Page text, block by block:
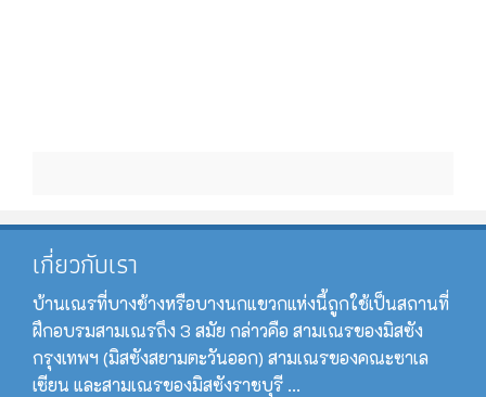
เกี่ยวกับเรา
บ้านเณรที่บางช้างหรือบางนกแขวกแห่งนี้ถูกใช้เป็นสถานที่
ฝึกอบรมสามเณรถึง 3 สมัย กล่าวคือ สามเณรของมิสซัง
กรุงเทพฯ (มิสซังสยามตะวันออก) สามเณรของคณะซาเล
เซียน และสามเณรของมิสซังราชบุรี ...